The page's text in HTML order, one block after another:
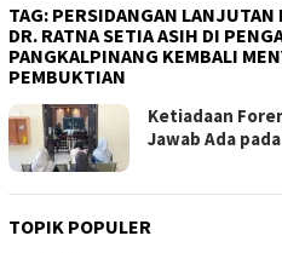
TAG: PERSIDANGAN LANJUTAN
DR. RATNA SETIA ASIH DI
PANGKALPINANG KEMBALI
PEMBUKTIAN
Ketiadaan
Jawab Ada
TOPIK POPULER